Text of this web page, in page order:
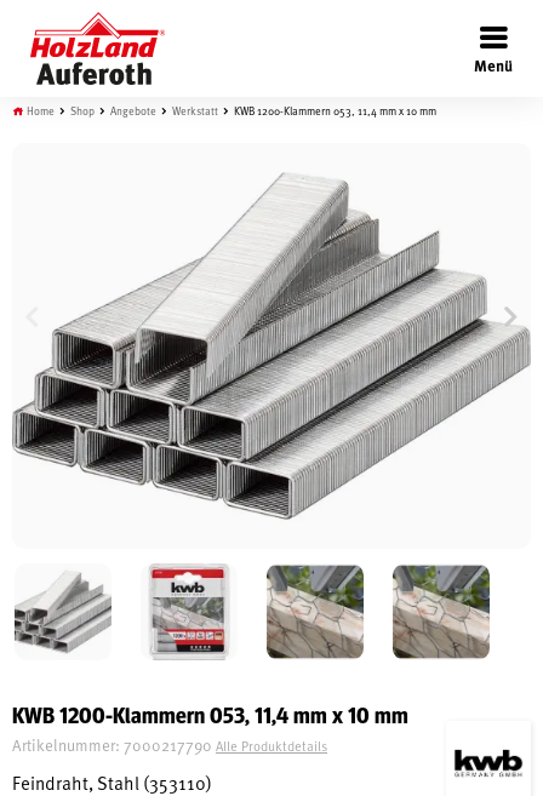
Menü
×
Böden
Türen
Wand
Garten
Schreinerei
Ausstellung
Home Shop Angebote Werkstatt KWB 1200-Klammern 053, 11,4 mm x 10 mm
KWB 1200-Klammern 053, 11,4 mm x 10 mm
Artikelnummer: 7000217790 Alle Produktdetails
Feindraht, Stahl (353110)